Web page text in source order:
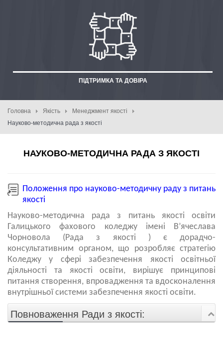
ПІДТРИМКА ТА ДОВІРА
Головна Якість
Менеджмент якості
Науково-методична рада з якості
НАУКОВО-МЕТОДИЧНА РАДА З ЯКОСТІ
Положення про науково-методичну раду з питань
якості
Науково-методична рада з питань якості освіти
Галицького фахового коледжу імені В’ячеслава
Чорновола (Рада з якості ) є дорадчо-
консультативним органом, що розробляє стратегію
Коледжу у сфері забезпечення якості освітньої
діяльності та якості освіти, вирішує принципові
питання створення, впровадження та вдосконалення
внутрішньої системи забезпечення якості освіти.
Повноваження Ради з якості: